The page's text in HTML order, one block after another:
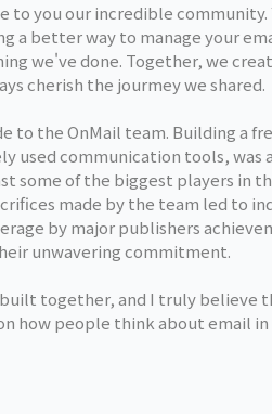
to you our incredible community.
a better way to manage your
we've done. Together, we
cherish the jourmey we shared.
to the OnMail team. Building a
used communication tools, was
some of the biggest players in
made by the team led to
by major publishers
unwavering commitment.
together, and I truly believe
how people think about email